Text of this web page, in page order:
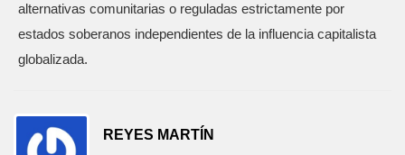
alternativas comunitarias o reguladas estrictamente por
estados soberanos independientes de la influencia capitalista
globalizada.
REYES MARTÍN